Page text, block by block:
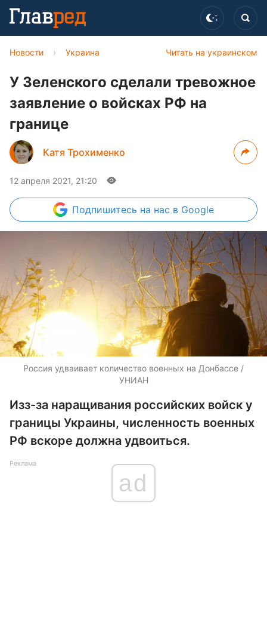
Читать на украинском
Новости › Украина
У Зеленского сделали тревожное
заявление о войсках РФ на
границе
Катя Трохименко
12 апреля 2021, 21:20
Подпишитесь на нас в Google
Россия удваивает количество военных на Донбассе /
УНИАН
Изз-за наращивания российских войск у
границы Украины, численность военных
РФ вскоре должна удвоиться.
Реклама
ad